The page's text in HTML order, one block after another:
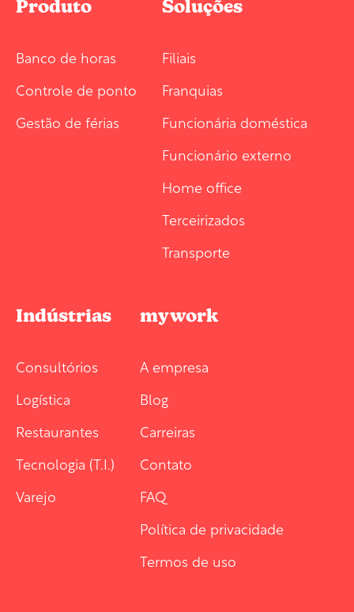
Produto
Banco de horas
Controle de ponto
Gestão de férias
Soluções
Filiais
Franquias
Funcionária doméstica
Funcionário externo
Home office
Terceirizados
Transporte
Indústrias
Consultórios
Logística
Restaurantes
Tecnologia (T.I.)
Varejo
mywork
A empresa
Blog
Carreiras
Contato
FAQ
Política de privacidade
Termos de uso